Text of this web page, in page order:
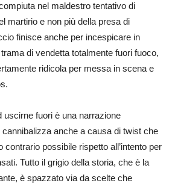
nel maldestro tentativo di
martirio e non più della presa di
finisce anche per incespicare in
di vendetta totalmente fuori fuoco,
ridicola per messa in scena e
uscirne fuori è una narrazione
anche a causa di twist che
contrario possibile rispetto all’intento per
Tutto il grigio della storia, che è la
è spazzato via da scelte che